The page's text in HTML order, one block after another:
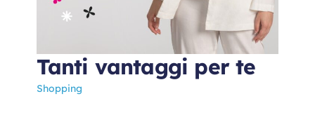
Tanti vantaggi per te
Shopping